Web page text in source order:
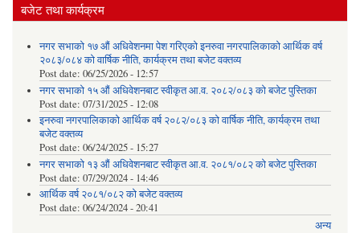
बजेट तथा कार्यक्रम
नगर सभाको १७ औं अधिवेशनमा पेश गरिएको इनरुवा नगरपालिकाको आर्थिक वर्ष
२०८३/०८४ को वार्षिक नीति, कार्यक्रम तथा बजेट वक्तव्य
Post date: 06/25/2026 - 12:57
नगर सभाको १५ औं अधिवेशनबाट स्वीकृत आ.व. २०८२/०८३ को बजेट पुस्तिका
Post date: 07/31/2025 - 12:08
इनरुवा नगरपालिकाको आर्थिक वर्ष २०८२/०८३ को वार्षिक नीति, कार्यक्रम तथा
बजेट वक्तव्य
Post date: 06/24/2025 - 15:27
नगर सभाको १३ औं अधिवेशनबाट स्वीकृत आ.व. २०८१/०८२ को बजेट पुस्तिका
Post date: 07/29/2024 - 14:46
आर्थिक वर्ष २०८१/०८२ को बजेट वक्तव्य
Post date: 06/24/2024 - 20:41
अन्य